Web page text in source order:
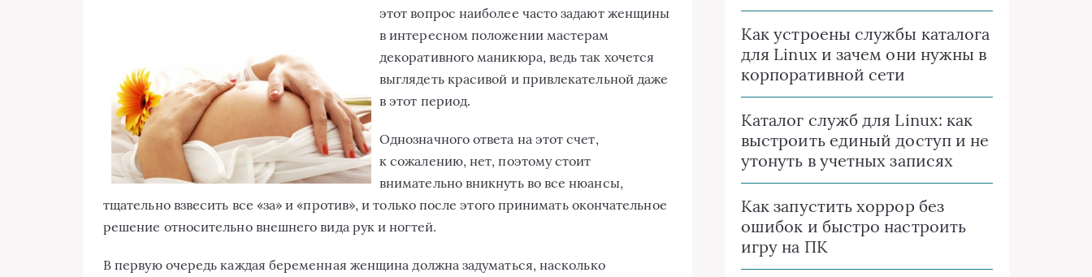
этот вопрос наиболее часто задают женщины
в интересном положении мастерам
декоративного маникюра, ведь так хочется
выглядеть красивой и привлекательной даже
в этот период.
Однозначного ответа на этот счет,
к сожалению, нет, поэтому стоит
внимательно вникнуть во все нюансы,
тщательно взвесить все «за» и «против», и только после этого принимать окончательное
решение относительно внешнего вида рук и ногтей.
В первую очередь каждая беременная женщина должна задуматься, насколько
Как устроены службы каталога
для Linux и зачем они нужны в
корпоративной сети
Каталог служб для Linux: как
выстроить единый доступ и не
утонуть в учетных записях
Как запустить хоррор без
ошибок и быстро настроить
игру на ПК